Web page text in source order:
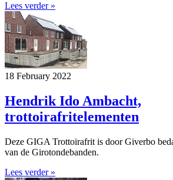
Lees verder »
18 February 2022
Hendrik Ido Ambacht,
trottoirafritelementen
Deze GIGA Trottoirafrit is door Giverbo
van de Girotondebanden.
Lees verder »